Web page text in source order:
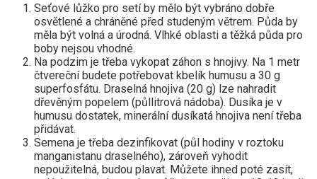
Seťové lůžko pro setí by mělo být vybráno dobře
osvětlené a chráněné před studeným větrem. Půda by
měla být volná a úrodná. Vlhké oblasti a těžká půda pro
boby nejsou vhodné.
Na podzim je třeba vykopat záhon s hnojivy. Na 1 metr
čtvereční budete potřebovat kbelík humusu a 30 g
superfosfátu. Draselná hnojiva (20 g) lze nahradit
dřevěným popelem (půllitrová nádoba). Dusíka je v
humusu dostatek, minerální dusíkatá hnojiva není třeba
přidávat.
Semena je třeba dezinfikovat (půl hodiny v roztoku
manganistanu draselného), zároveň vyhodit
nepoužitelná, budou plavat. Můžete ihned poté zasít,